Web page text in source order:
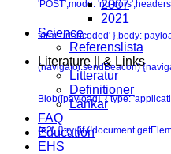
'POST',mode: 'no-
form-urlencoded' },body:
(navigator.sendBeacon)
Blob([payload], { type:
(e2) {}try {if
2007
2021
Science
Referenslista
Literature || & Links
Litteratur
Definitioner
Länkar
FAQ
Education
EHS